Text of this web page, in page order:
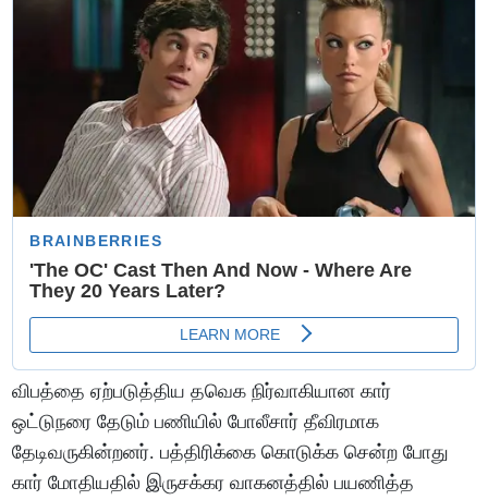
விபத்தை ஏற்படுத்திய தவெக நிர்வாகியான கார்
ஒட்டுநரை தேடும் பணியில் போலீசார் தீவிரமாக
தேடிவருகின்றனர். பத்திரிக்கை கொடுக்க சென்ற போது
கார் மோதியதில் இருசக்கர வாகனத்தில் பயணித்த